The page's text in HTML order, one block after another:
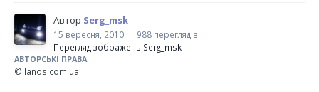
Автор Serg_msk
15 вересня, 2010
988 переглядів
Перегляд зображень Serg_msk
АВТОРСЬКІ ПРАВА
© lanos.com.ua